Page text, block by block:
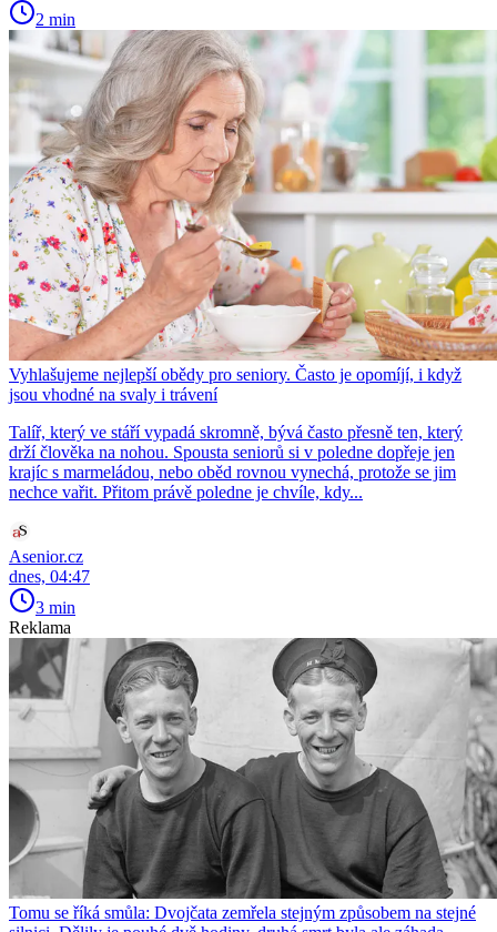
2 min
Vyhlašujeme nejlepší obědy pro seniory. Často je opomíjí, i když
jsou vhodné na svaly i trávení
Talíř, který ve stáří vypadá skromně, bývá často přesně ten, který
drží člověka na nohou. Spousta seniorů si v poledne dopřeje jen
krajíc s marmeládou, nebo oběd rovnou vynechá, protože se jim
nechce vařit. Přitom právě poledne je chvíle, kdy...
Asenior.cz
dnes, 04:47
3 min
Reklama
Tomu se říká smůla: Dvojčata zemřela stejným způsobem na stejné